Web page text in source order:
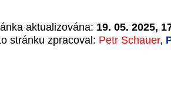
aktualizována: 19. 05. 2025,
stránku zpracoval: Petr Schauer,